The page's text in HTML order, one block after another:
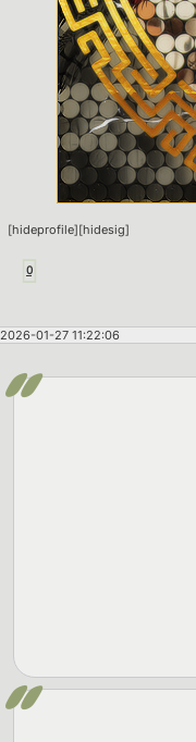
[hideprofile][hidesig]
0
2026-01-27 11:22:06